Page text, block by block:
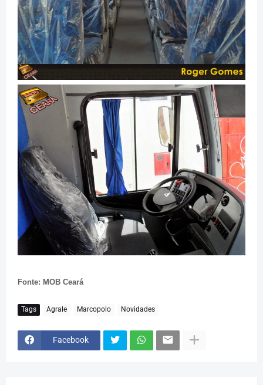
Fonte: MOB Ceará
Tags Agrale Marcopolo Novidades
Facebook